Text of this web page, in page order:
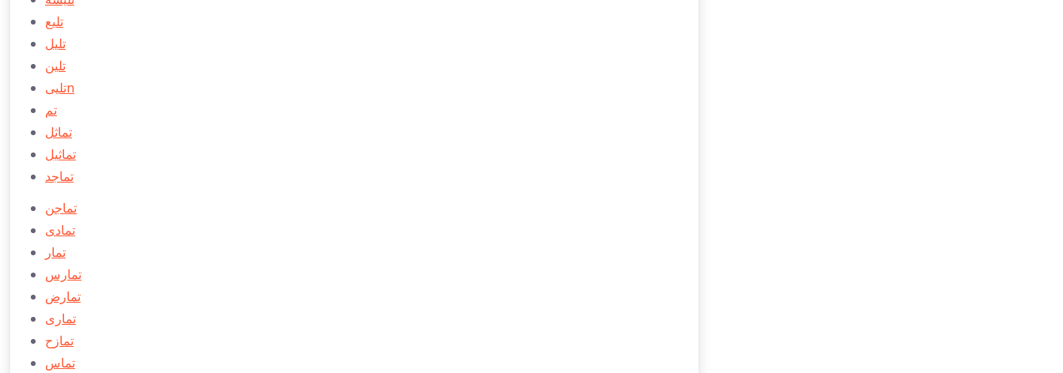
تلیع
تلیل
تلین
تلییn
تم
تماثل
تماثیل
تماجد
تماجن
تمادی
تمار
تمارس
تمارض
تماری
تمازح
تماس